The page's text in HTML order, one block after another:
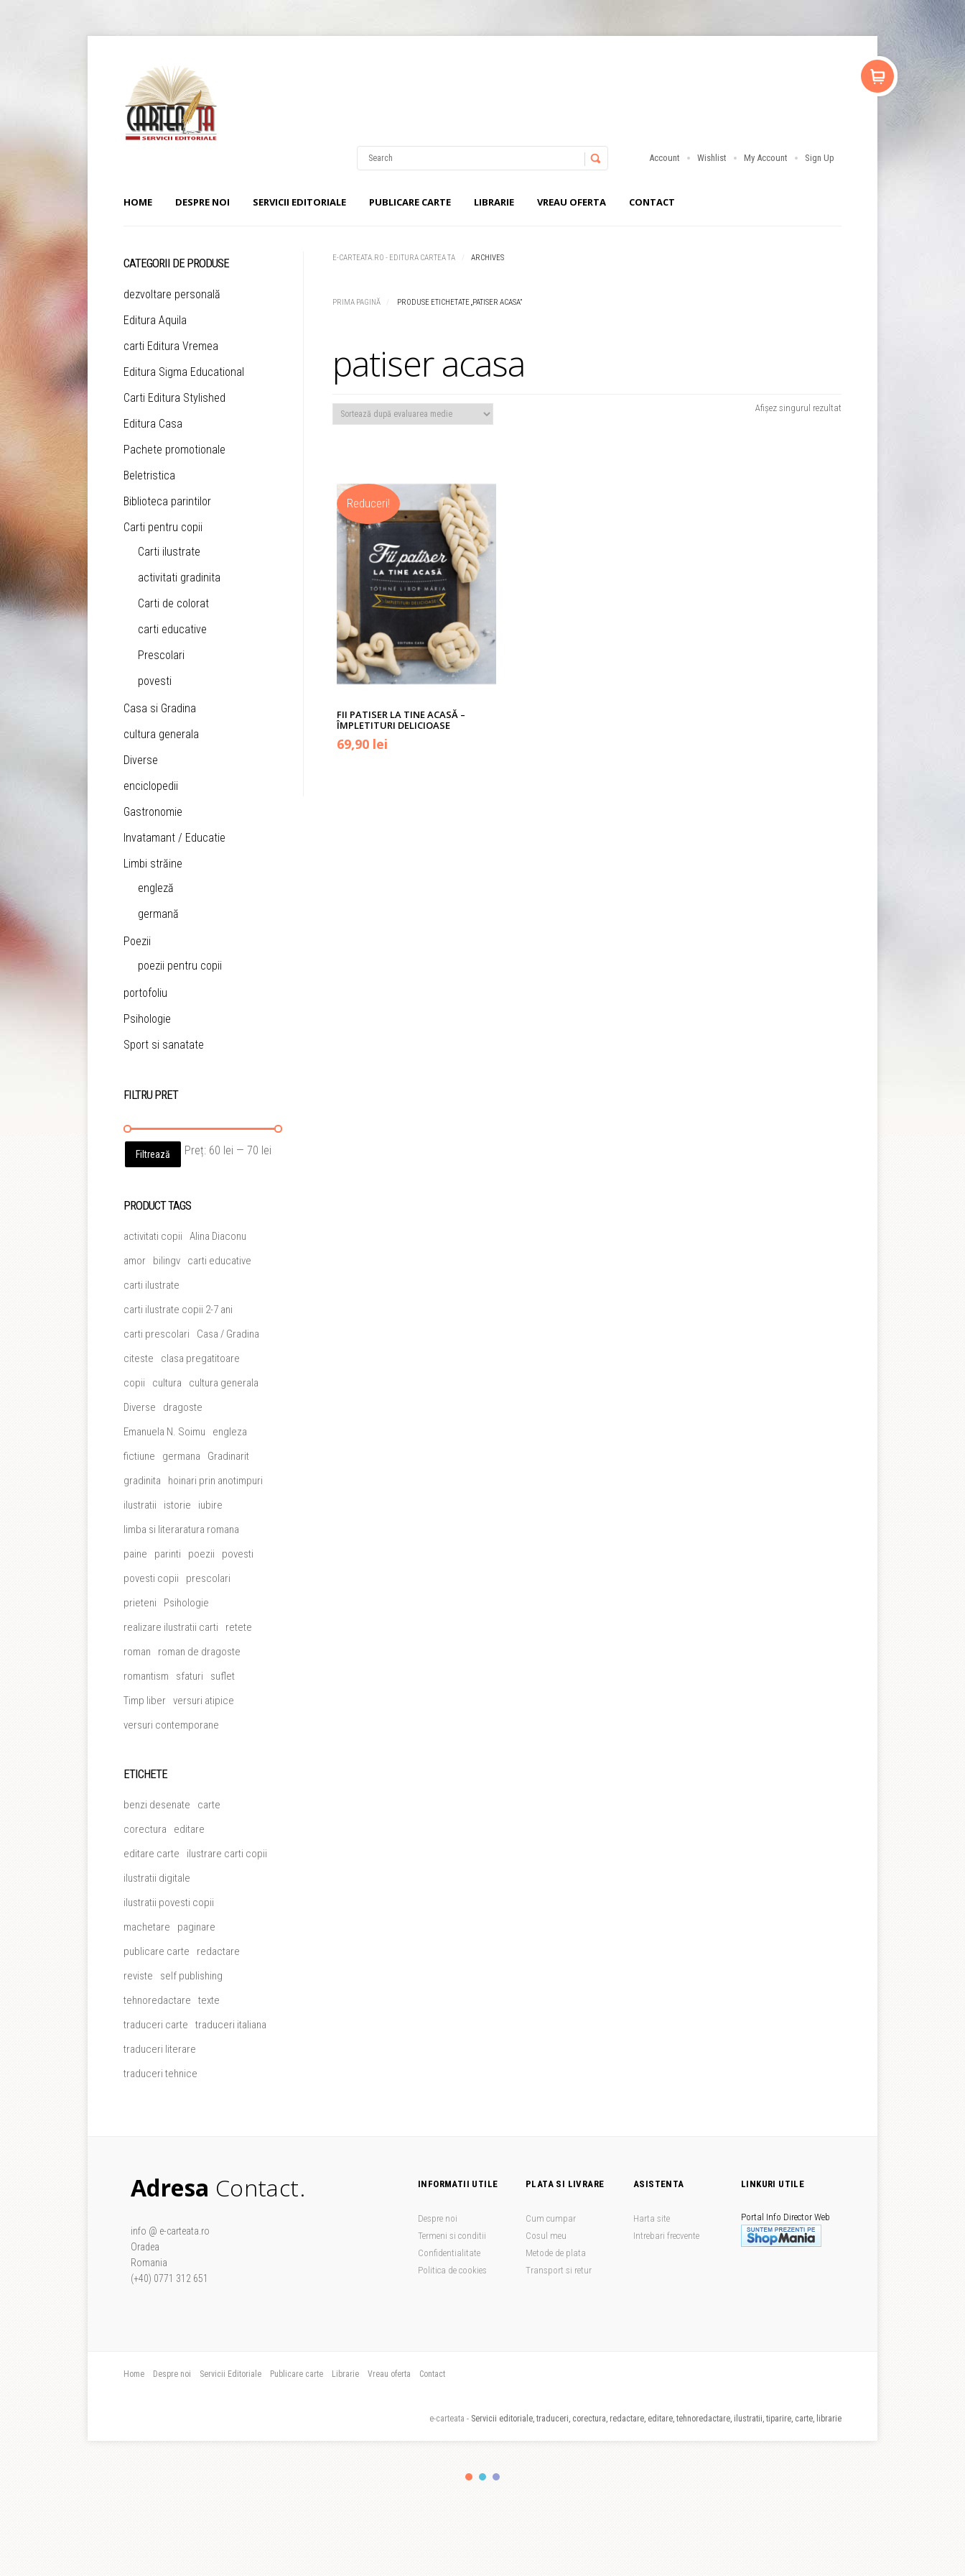
Account Wishlist My Account Sign Up
HOME DESPRE NOI SERVICII EDITORIALE PUBLICARE CARTE LIBRARIE VREAU OFERTA CONTACT
E-CARTEATA.RO - EDITURA CARTEA TA ARCHIVES
PRIMA PAGINĂ PRODUSE ETICHETATE „PATISER ACASA”
patiser acasa
Afișez singurul rezultat
Reduceri!
FII PATISER LA TINE ACASĂ –
ÎMPLETITURI DELICIOASE
Prețul
69,90 lei
CATEGORII DE PRODUSE
dezvoltare personală
Editura Aquila
carti Editura Vremea
Editura Sigma Educational
Carti Editura Stylished
Editura Casa
Pachete promotionale
Beletristica
Biblioteca parintilor
Carti pentru copii
Carti ilustrate
activitati gradinita
Carti de colorat
carti educative
Prescolari
povesti
Casa si Gradina
cultura generala
Diverse
enciclopedii
Gastronomie
Invatamant / Educatie
Limbi străine
engleză
germană
Poezii
poezii pentru copii
portofoliu
Psihologie
Sport si sanatate
FILTRU PRET
minim
maxim
Filtrează Preț: 60 lei — 70 lei
PRODUCT TAGS
activitati copii
Alina Diaconu
amor
bilingv
carti educative
carti ilustrate
carti ilustrate copii 2-7 ani
carti prescolari
Casa / Gradina
citeste
clasa pregatitoare
copii
cultura
cultura generala
Diverse
dragoste
Emanuela N. Soimu
engleza
fictiune
germana
Gradinarit
gradinita
hoinari prin anotimpuri
ilustratii
istorie
iubire
limba si literaratura romana
paine
parinti poezii
povesti
povesti copii
prescolari
prieteni
Psihologie
realizare ilustratii carti
retete
roman
roman de dragoste
romantism
sfaturi
suflet
Timp liber versuri atipice
versuri contemporane
ETICHETE
benzi desenate
carte
corectura
editare
editare carte
ilustrare carti copii
ilustratii digitale
ilustratii povesti copii
machetare
paginare
publicare carte
redactare
reviste
self publishing
tehnoredactare
texte
traduceri carte
traduceri italiana
traduceri literare
traduceri tehnice
Adresa Contact.
info @ e-carteata.ro
Oradea
Romania
(+40) 0771 312 651
INFORMATII UTILE
Despre noi
Termeni si conditii
Confidentialitate
Politica de cookies
PLATA SI LIVRARE
Cum cumpar
Cosul meu
Metode de plata
Transport si retur
ASISTENTA
Harta site
Intrebari frecvente
LINKURI UTILE
Portal Info Director Web
Home Despre noi Servicii Editoriale Publicare carte Librarie Vreau oferta Contact
e-carteata - Servicii editoriale, traduceri, corectura, redactare, editare, tehnoredactare, ilustratii, tiparire, carte, librarie
Password
Remember Me